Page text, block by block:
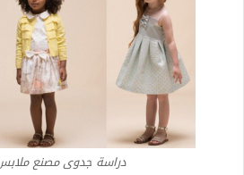
دراسة جدوى مصنع